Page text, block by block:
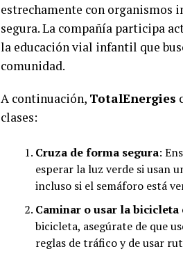
estrechamente con organismos
segura. La compañía participa
la educación vial infantil que
comunidad.
A continuación, TotalEnergies
clases:
Cruza de forma segura:
esperar la luz verde si usan
incluso si el semáforo está
Caminar o usar la bicicleta
bicicleta, asegúrate de que
reglas de tráfico y de usar